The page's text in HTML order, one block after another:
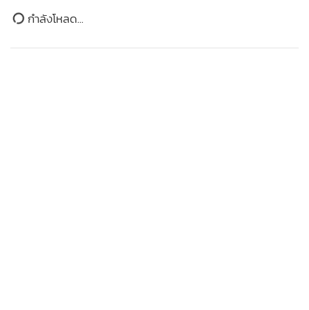
ฎีกาขอคืนเครื่องราชฯ จากผู้ที่เข้าไปร่วมในการแก้ไขมาตรา 112
เพราะจะโหวตสนับสนุนนายพิธาเป็นนายกฯ ก็ขอให้พิจารณาให้
ข่าวในหมวดล่าสุด